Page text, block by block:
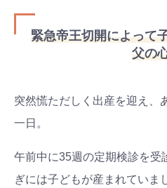
緊急帝王切開によって
父の
突然慌ただしく出産を迎え、
一日。
午前中に35週の定期検診を受
ぎには子どもが産まれていま
#プレゼント #教育
プレゼント&
キャンペーン
妊娠&